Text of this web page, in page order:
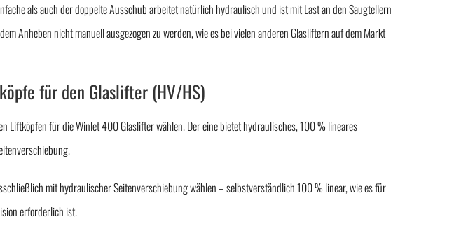
als auch der doppelte Ausschub arbeitet natürlich hydraulisch und ist mit Last an den Saugtellern
Anheben nicht manuell ausgezogen zu werden, wie es bei vielen anderen Glasliftern auf dem Markt
für den Glaslifter (HV/HS)
Liftköpfen für die Winlet 400 Glaslifter wählen. Der eine bietet hydraulisches, 100 % lineares
mit hydraulischer Seitenverschiebung wählen – selbstverständlich 100 % linear, wie es für
erforderlich ist.